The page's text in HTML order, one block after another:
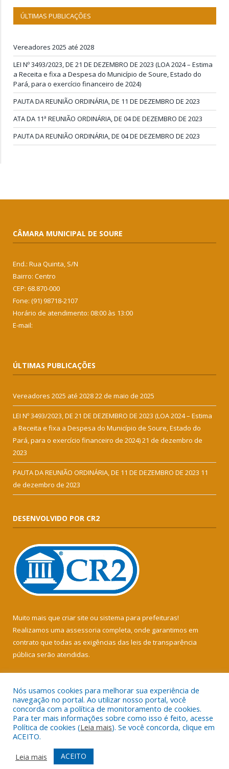
ÚLTIMAS PUBLICAÇÕES
Vereadores 2025 até 2028
LEI Nº 3493/2023, DE 21 DE DEZEMBRO DE 2023 (LOA 2024 – Estima
a Receita e fixa a Despesa do Município de Soure, Estado do
Pará, para o exercício financeiro de 2024)
PAUTA DA REUNIÃO ORDINÁRIA, DE 11 DE DEZEMBRO DE 2023
ATA DA 11ª REUNIÃO ORDINÁRIA, DE 04 DE DEZEMBRO DE 2023
PAUTA DA REUNIÃO ORDINÁRIA, DE 04 DE DEZEMBRO DE 2023
CÂMARA MUNICIPAL DE SOURE
End.: Rua Quinta, S/N
Bairro: Centro
CEP: 68.870-000
Fone: (91) 98718-2107
Horário de atendimento: 08:00 às 13:00
E-mail:
ÚLTIMAS PUBLICAÇÕES
Vereadores 2025 até 202822 de maio de 2025
LEI Nº 3493/2023, DE 21 DE DEZEMBRO DE 2023 (LOA 2024 – Estima
a Receita e fixa a Despesa do Município de Soure, Estado do
Pará, para o exercício financeiro de 2024)21 de dezembro de
2023
PAUTA DA REUNIÃO ORDINÁRIA, DE 11 DE DEZEMBRO DE 2023 11
de dezembro de 2023
DESENVOLVIDO POR CR2
Muito mais que criar site ou sistema para prefeituras!
Realizamos uma assessoria completa, onde garantimos em
contrato que todas as exigências das leis de transparência
pública serão atendidas.
Todos os direitos reservados a Câmara Municipal de Soure.
Mapa do Site
Acessar Área Administrativa
Acessar Webmail
Nós usamos cookies para melhorar sua experiência de
navegação no portal. Ao utilizar nosso portal, você
concorda com a política de monitoramento de cookies.
Para ter mais informações sobre como isso é feito, acesse
Política de cookies (Leia mais). Se você concorda, clique em
ACEITO.
Leia mais
ACEITO